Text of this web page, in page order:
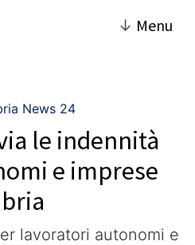
↓ Menu
News 24
le indennità
e imprese
lavoratori autonomi e